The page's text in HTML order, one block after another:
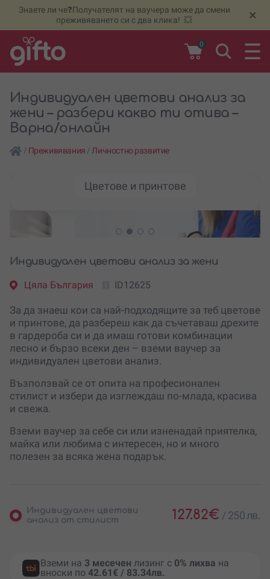
Знаете ли че❓Получателят на ваучера може да смени
преживяването си с два клика! 💥
×
0
Индивидуален цветови анализ за
жени – разбери какво ти отива –
Варна/онлайн
/ Преживявания / Личностно развитие
Цветове и принтове
Индивидуален цветови анализ за жени
Цяла България ID12625
За да знаеш кои са най-подходящите за теб цветове
и принтове, да разбереш как да съчетаваш дрехите
в гардероба си и да имаш готови комбинации
лесно и бързо всеки ден – вземи ваучер за
индивидуален цветови анализ.
Възползвай се от опита на професионален
стилист и избери да изглеждаш по-млада, красива
и свежа.
Вземи ваучер за себе си или изненадай приятелка,
майка или любима с интересен, но и много
полезен за всяка жена подарък.
Индивидуален цветови
анализ от стилист
127.82€ / 250 лв.
Вземи на 3 месечен лизинг с 0% лихва на
вноски по 42.61€ / 83.34лв.